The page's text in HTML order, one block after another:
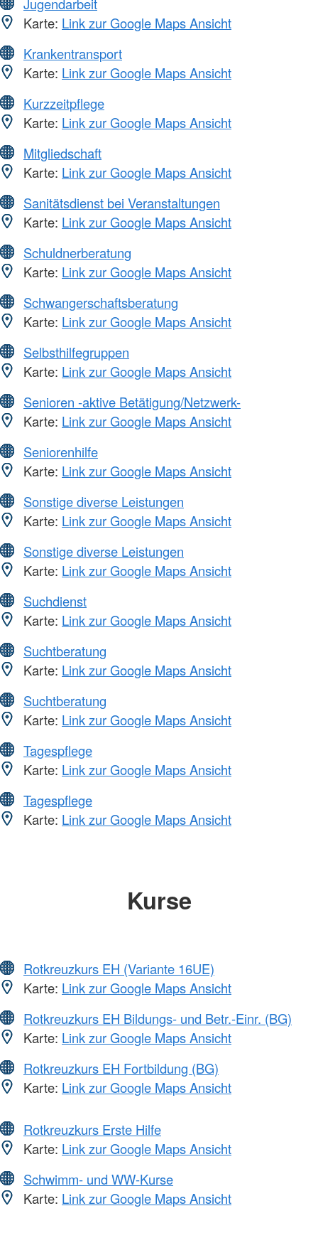
Karte: Link zur Google Maps Ansicht
Krankentransport
Karte: Link zur Google Maps Ansicht
Kurzzeitpflege
Karte: Link zur Google Maps Ansicht
Mitgliedschaft
Karte: Link zur Google Maps Ansicht
Sanitätsdienst bei Veranstaltungen
Karte: Link zur Google Maps Ansicht
Schuldnerberatung
Karte: Link zur Google Maps Ansicht
Schwangerschaftsberatung
Karte: Link zur Google Maps Ansicht
Selbsthilfegruppen
Karte: Link zur Google Maps Ansicht
Senioren -aktive Betätigung/Netzwerk-
Karte: Link zur Google Maps Ansicht
Seniorenhilfe
Karte: Link zur Google Maps Ansicht
Sonstige diverse Leistungen
Karte: Link zur Google Maps Ansicht
Sonstige diverse Leistungen
Karte: Link zur Google Maps Ansicht
Suchdienst
Karte: Link zur Google Maps Ansicht
Suchtberatung
Karte: Link zur Google Maps Ansicht
Suchtberatung
Karte: Link zur Google Maps Ansicht
Tagespflege
Karte: Link zur Google Maps Ansicht
Tagespflege
Karte: Link zur Google Maps Ansicht
Kurse
Rotkreuzkurs EH (Variante 16UE)
Karte: Link zur Google Maps Ansicht
Rotkreuzkurs EH Bildungs- und Betr.-Einr. (BG)
Karte: Link zur Google Maps Ansicht
Rotkreuzkurs EH Fortbildung (BG)
Karte: Link zur Google Maps Ansicht
Rotkreuzkurs Erste Hilfe
Karte: Link zur Google Maps Ansicht
Schwimm- und WW-Kurse
Karte: Link zur Google Maps Ansicht